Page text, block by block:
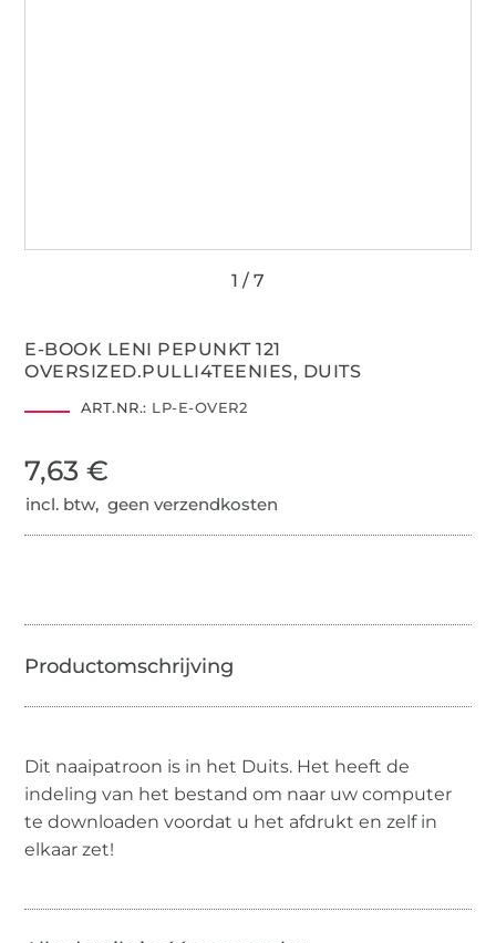
E-BOOK LENI PEPUNKT 121
OVERSIZED.PULLI4TEENIES, DUITS
ART.NR.: LP-E-OVER2
7,63 €
incl. btw, geen verzendkosten
Dit naaipatroon is in het Duits. Het heeft de
indeling van het bestand om naar uw computer
te downloaden voordat u het afdrukt en zelf in
elkaar zet!